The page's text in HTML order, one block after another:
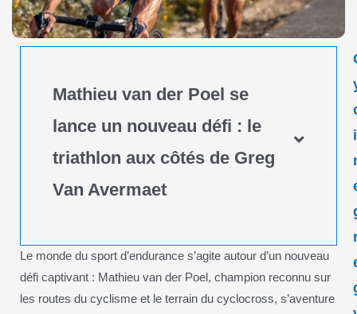
Mathieu van der Poel se
lance un nouveau défi : le
triathlon aux côtés de Greg
Van Avermaet
Le monde du sport d’endurance s’agite autour d’un nouveau
défi captivant : Mathieu van der Poel, champion reconnu sur
les routes du cyclisme et le terrain du cyclocross, s’aventure